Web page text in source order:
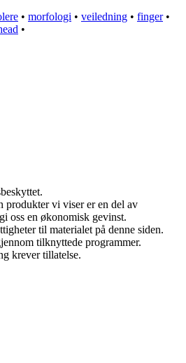
• morfologi • veiledning • finger•
•
produkter vi viser er en del av
oss en økonomisk gevinst.
til materialet på denne siden.
tilknyttede programmer.
krever tillatelse.